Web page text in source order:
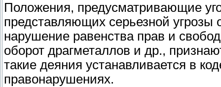
Положения, предусматривающие
представляющих серьезной угрозы
нарушение равенства прав и
оборот драгметаллов и др.,
такие деяния устанавливается в
правонарушениях.